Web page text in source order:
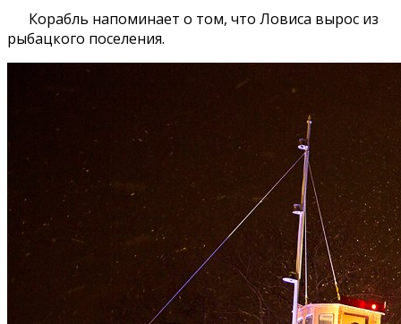
Корабль напоминает о том, что Ловиса вырос из
рыбацкого поселения.